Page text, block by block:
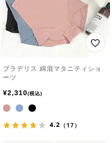
ブラデリス 綿混マタニティショ
ーツ
¥2,310 税込
4.2 （17）